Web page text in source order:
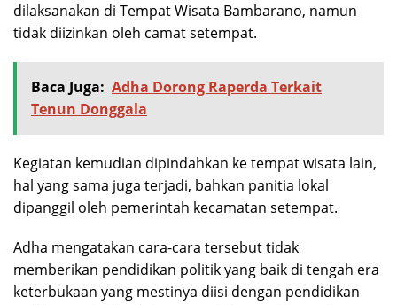
dilaksanakan di Tempat Wisata Bambarano, namun
tidak diizinkan oleh camat setempat.
Baca Juga: Adha Dorong Raperda Terkait
Tenun Donggala
Kegiatan kemudian dipindahkan ke tempat wisata lain,
hal yang sama juga terjadi, bahkan panitia lokal
dipanggil oleh pemerintah kecamatan setempat.
Adha mengatakan cara-cara tersebut tidak
memberikan pendidikan politik yang baik di tengah era
keterbukaan yang mestinya diisi dengan pendidikan